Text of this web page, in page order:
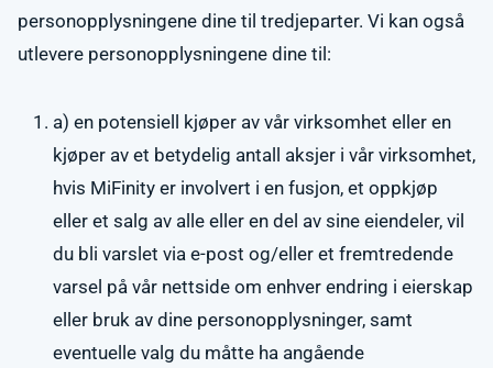
personopplysningene dine til tredjeparter. Vi kan også
utlevere personopplysningene dine til:
a) en potensiell kjøper av vår virksomhet eller en
kjøper av et betydelig antall aksjer i vår virksomhet,
hvis MiFinity er involvert i en fusjon, et oppkjøp
eller et salg av alle eller en del av sine eiendeler, vil
du bli varslet via e-post og/eller et fremtredende
varsel på vår nettside om enhver endring i eierskap
eller bruk av dine personopplysninger, samt
eventuelle valg du måtte ha angående